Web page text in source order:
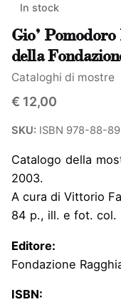
In stock
Gio’ Pomodoro
della
Cataloghi di mostre
€ 12,00
SKU: ISBN 978-88-
Catalogo della
2003.
A cura di Vittorio
84 p., ill. e fot. col.
Editore:
Fondazione
ISBN: